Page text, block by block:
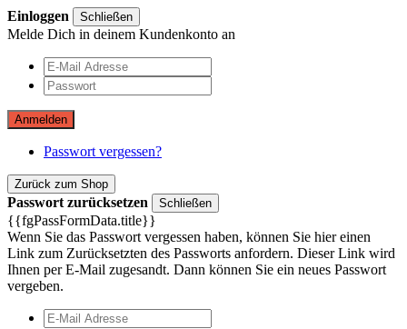
Einloggen Schließen
Melde Dich in deinem Kundenkonto an
Anmelden
Passwort vergessen?
Zurück zum Shop
Passwort zurücksetzen Schließen
{{fgPassFormData.title}}
Wenn Sie das Passwort vergessen haben, können Sie hier einen
Link zum Zurücksetzten des Passworts anfordern. Dieser Link wird
Ihnen per E-Mail zugesandt. Dann können Sie ein neues Passwort
vergeben.